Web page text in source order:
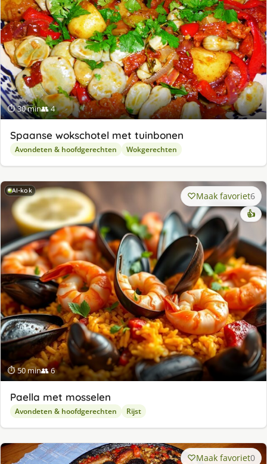
⏱ 30 min👥 4
Spaanse wokschotel met tuinbonen
Avondeten & hoofdgerechten Wokgerechten
AI-kok
⏱ 50 min👥 6
Maak favoriet6
👍
Paella met mosselen
Avondeten & hoofdgerechten Rijst
Maak favoriet0